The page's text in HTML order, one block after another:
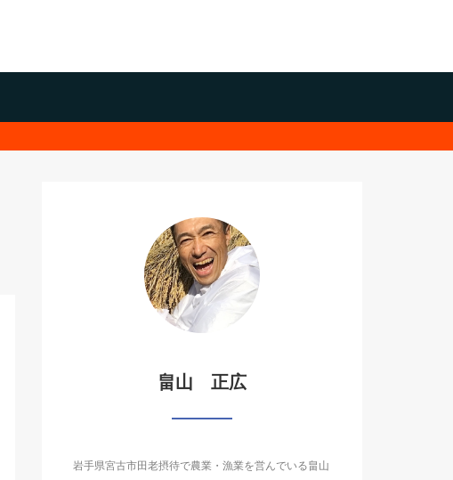
畠山 正広
岩手県宮古市田老摂待で農業・漁業を営んでいる畠山